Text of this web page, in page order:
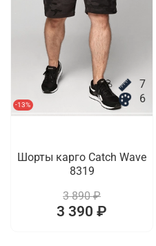
-13%
7
6
Шорты карго Catch Wave
8319
3 890 ₽
3 390 ₽